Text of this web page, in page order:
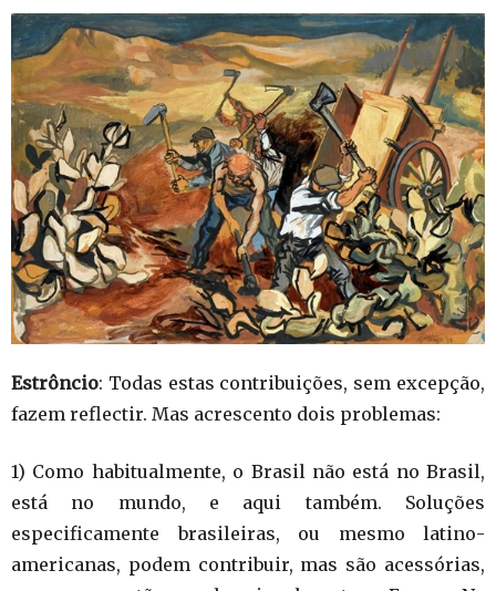
Estrôncio: Todas estas contribuições, sem excepção,
fazem reflectir. Mas acrescento dois problemas:
1) Como habitualmente, o Brasil não está no Brasil,
está no mundo, e aqui também. Soluções
especificamente brasileiras, ou mesmo latino-
americanas, podem contribuir, mas são acessórias,